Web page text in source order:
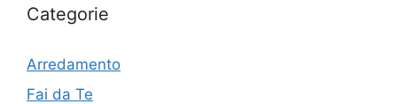
Categorie
Arredamento
Fai da Te